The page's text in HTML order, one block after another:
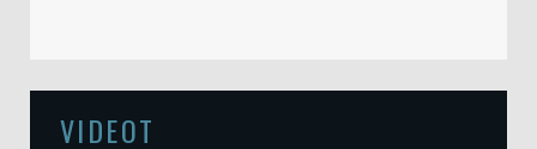
VIDEOT